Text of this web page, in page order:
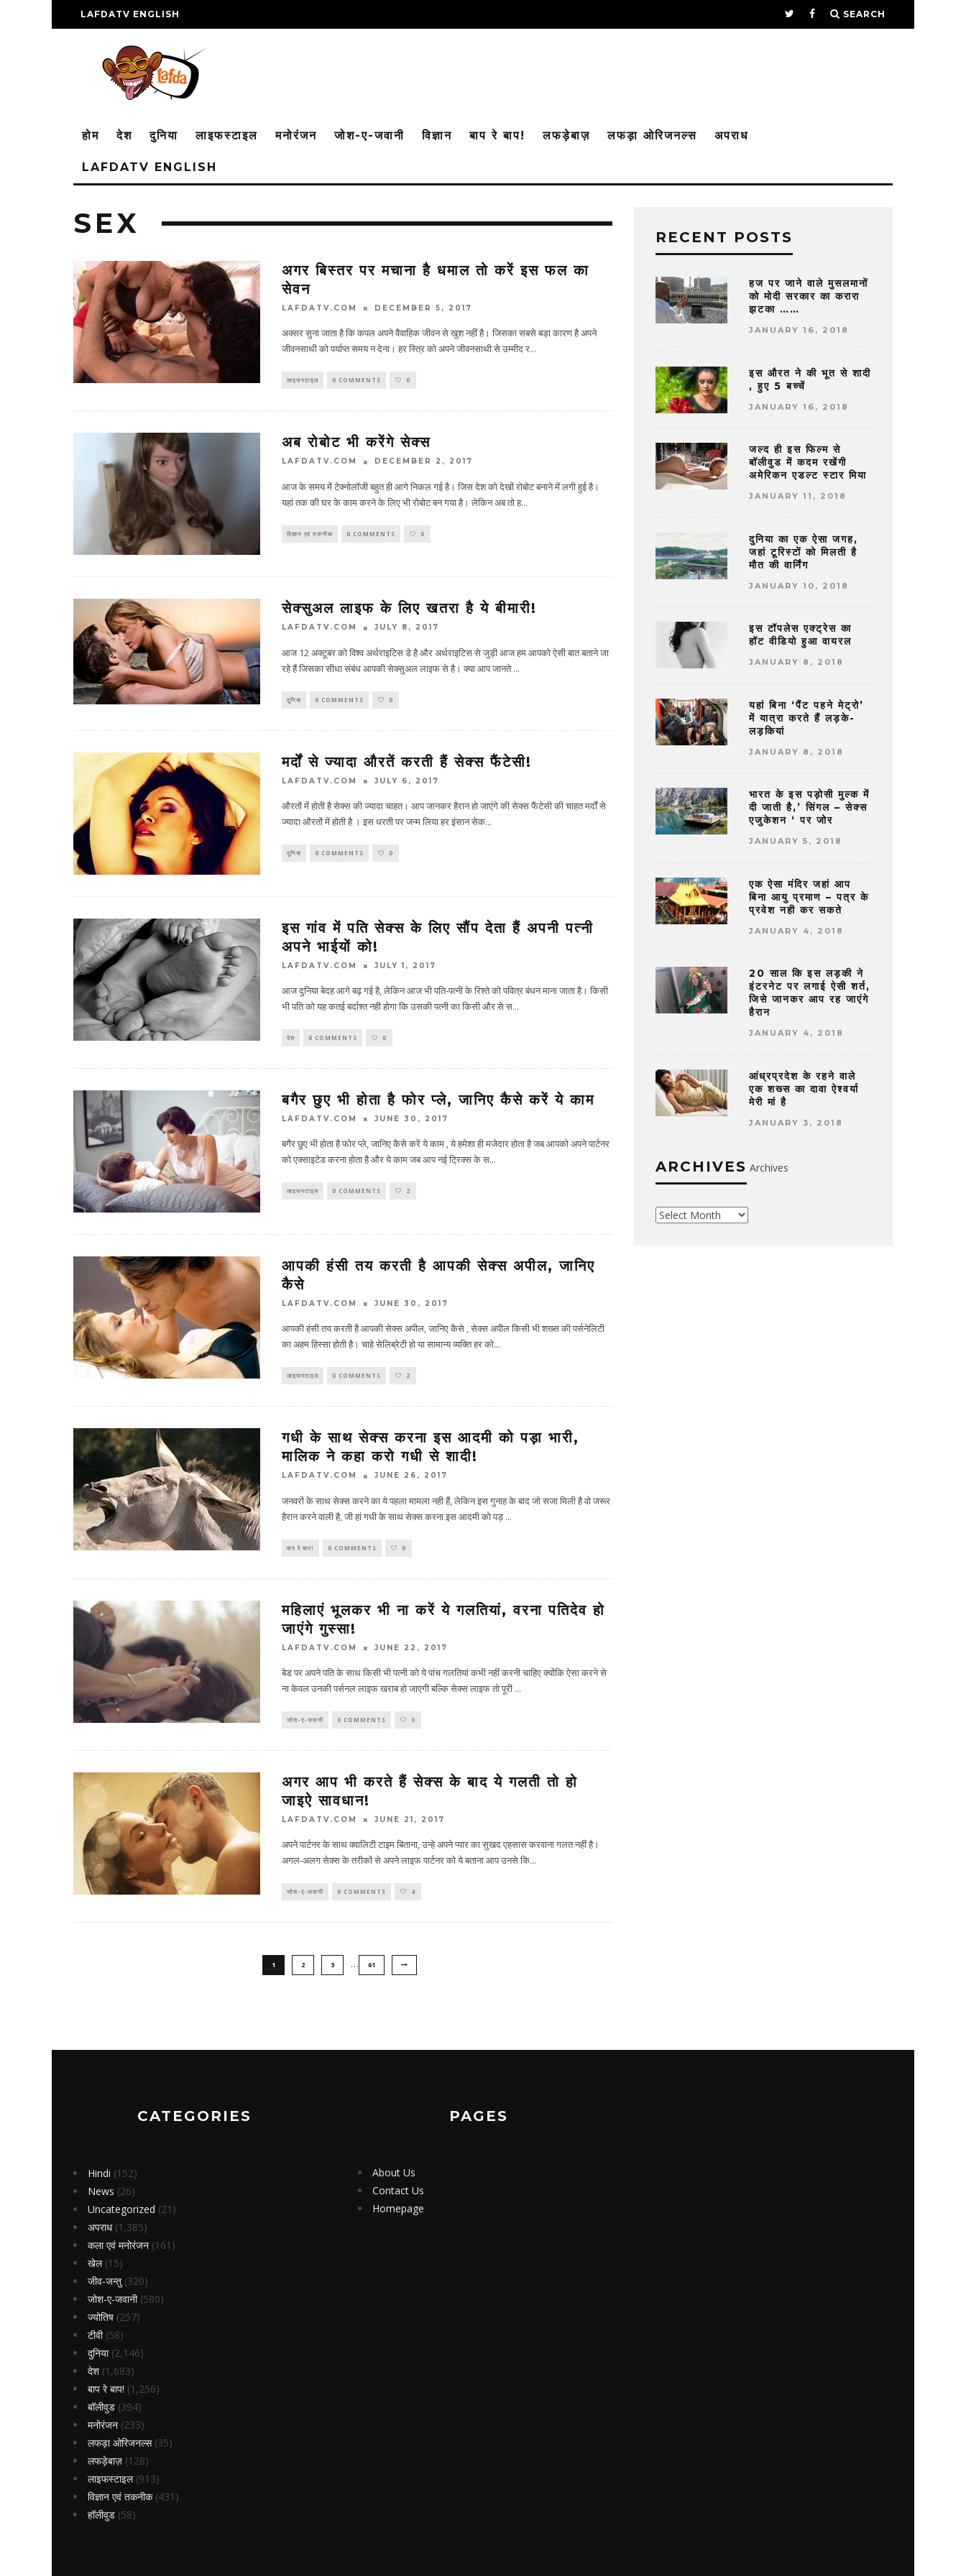
LAFDATV ENGLISH SEARCH
होम देश दुनिया लाइफस्टाइल मनोरंजन जोश-ए-जवानी विज्ञान बाप रे बाप! लफड़ेबाज़ लफड़ा ओरिजनल्स अपराध
LAFDATV ENGLISH
SEX
अगर बिस्तर पर मचाना है धमाल तो करें इस फल का
सेवन
LAFDATV.COM DECEMBER 5, 2017
अक्सर सुना जाता है कि कपल अपने वैवाहिक जीवन से खुश नहीं है। जिसका सबसे बड़ा कारण है अपने
जीवनसाथी को पर्याप्त समय न देना। हर स्त्रि को अपने जीवनसाथी से उम्मीद र...
लाइफस्टाइल 0 COMMENTS 0
अब रोबोट भी करेंगे सेक्स
LAFDATV.COM DECEMBER 2, 2017
आज के समय में टेक्नोलॉजी बहुत ही आगे निकल गई है। जिस देश को देखों रोबोट बनाने में लगी हुई है।
यहां तक की घर के काम करने के लिए भी रोबोट बन गया है। लेकिन अब तो ह...
विज्ञान एवं तकनीक 0 COMMENTS 0
सेक्सुअल लाइफ के लिए खतरा है ये बीमारी!
LAFDATV.COM JULY 8, 2017
आज 12 अक्‍टूबर को विश्‍व अर्थराइटिस डे है और अर्थराइटिस से जुड़ी आज हम आपको ऐसी बात बताने जा
रहे हैं जिसका सीधा संबंध आपकी सेक्सुअल लाइफ से है। क्या आप जानते...
दुनिया 0 COMMENTS 0
मर्दों से ज्यादा औरतें करती हैं सेक्स फैंटेसी!
LAFDATV.COM JULY 6, 2017
औरतों में होती है सेक्स की ज्यादा चाहत। आप जानकर हैरान हो जाएंगे की सेक्स फैंटेसी की चाहत मर्दों से
ज्यादा औरतों में होती है । इस धरती पर जन्म लिया हर इंसान सेक...
दुनिया 0 COMMENTS 0
इस गांव में पति सेक्स के लिए सौंप देता हैं अपनी पत्नी
अपने भाईयों को!
LAFDATV.COM JULY 1, 2017
आज दुनिया बेदह आगे बढ़ गई है, लेकिन आज भी पति-पत्नी के रिश्ते को पवित्र बंधन माना जाता है। किसी
भी पति को यह कतई बर्दाश्त नही होगा कि उसकी पत्नी का किसी और से स...
देश 0 COMMENTS 0
बगैर छुए भी होता है फोर प्ले, जानिए कैसे करें ये काम
LAFDATV.COM JUNE 30, 2017
बगैर छुए भी होता है फोर प्ले, जानिए कैसे करें ये काम , ये हमेशा ही मजेदार होता है जब आपको अपने पार्टनर
को एक्साइटेड करना होता है और ये काम जब आप नई ट्रिक्स के स...
लाइफस्टाइल 0 COMMENTS 2
आपकी हंसी तय करती है आपकी सेक्स अपील, जानिए
कैसे
LAFDATV.COM JUNE 30, 2017
आपकी हंसी तय करती है आपकी सेक्स अपील, जानिए कैसे , सेक्‍स अपील किसी भी शख्‍स की पर्सनेलिटी
का अहम हिस्‍सा होती है। चाहे सेलिब्रेटी हो या सामान्‍य व्‍यक्ति हर को...
लाइफस्टाइल 0 COMMENTS 2
गधी के साथ सेक्स करना इस आदमी को पड़ा भारी,
मालिक ने कहा करो गधी से शादी!
LAFDATV.COM JUNE 26, 2017
जनवरों के साथ सेक्स करने का ये पहला मामला नही हैं, लेकिन इस गुनाह के बाद जो सजा मिली है वो जरूर
हैरान करने वाली है, जी हां गधी के साथ सेक्स करना इस आदमी को पड़ ...
बाप रे बाप! 0 COMMENTS 0
महिलाएं भूलकर भी ना करें ये गलतियां, वरना पतिदेव हो
जाएंगे गुस्सा!
LAFDATV.COM JUNE 22, 2017
बेड पर अपने पति के साथ किसी भी पत्नी को ये पांच गलतियां कभी नहीं करनी चाहिए क्योंकि ऐसा करने से
ना केवल उनकी पर्सनल लाइफ खराब हो जाएगी बल्कि सेक्स लाइफ तो पूरी ...
जोश-ए-जवानी 0 COMMENTS 0
अगर आप भी करते हैं सेक्स के बाद ये गलती तो हो
जाइऐ सावधान!
LAFDATV.COM JUNE 21, 2017
अपने पार्टनर के साथ क्वालिटी टाइम बिताना, उन्हे अपने प्यार का सुखद एहसास करवाना गलत नहीं है।
अगल-अलग सेक्स के तरीकों से अपने लाइफ पार्टनर को ये बताना आप उनसे कि...
जोश-ए-जवानी 0 COMMENTS 4
1 2 3 … 61
RECENT POSTS
हज पर जाने वाले मुसलमानों
को मोदी सरकार का करारा
झटका ……
JANUARY 16, 2018
इस औरत ने की भूत से शादी
, हुए 5 बच्चें
JANUARY 16, 2018
जल्द ही इस फिल्म से
बॉलीवुड में कदम रखेंगी
अमेरिकन एडल्ट स्टार मिया
JANUARY 11, 2018
दुनिया का एक ऐसा जगह,
जहां टूरिस्टों को मिलती है
मौत की वार्निंग
JANUARY 10, 2018
इस टॉपलेस एक्ट्रेस का
हॉट वीडियो हुआ वायरल
JANUARY 8, 2018
यहां बिना ‘पैंट पहने मेट्रो’
में यात्रा करते हैं लड़के-
लड़कियां
JANUARY 8, 2018
भारत के इस पड़ोसी मुल्क में
दी जाती है,’ सिंगल – सेक्स
एजुकेशन ‘ पर जोर
JANUARY 5, 2018
एक ऐसा मंदिर जहां आप
बिना आयु प्रमाण – पत्र के
प्रवेश नही कर सकते
JANUARY 4, 2018
20 साल कि इस लड़की ने
इंटरनेट पर लगाई ऐसी शर्त,
जिसे जानकर आप रह जाएंगे
हैरान
JANUARY 4, 2018
आंध्रप्रदेश के रहने वाले
एक शख्स का दावा ऐश्वर्या
मेरी मां है
JANUARY 3, 2018
ARCHIVES Archives
CATEGORIES
Hindi (152)
News (26)
Uncategorized (21)
अपराध(1,385)
कला एवं मनोरंजन (161)
खेल(15)
जीव-जन्तु (320)
जोश-ए-जवानी(580)
ज्योतिष (257)
टीवी(58)
दुनिया(2,146)
देश (1,683)
बाप रे बाप! (1,256)
बॉलीवुड (394)
मनोरंजन (233)
लफड़ा ओरिजनल्स(35)
लफड़ेबाज़ (128)
लाइफस्टाइल(913)
विज्ञान एवं तकनीक(431)
हॉलीवुड (58)
PAGES
About Us
Contact Us
Homepage